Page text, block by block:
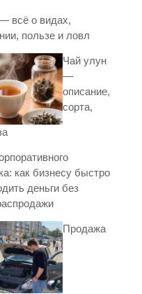
всё о видах,
пользе и ловл
Чай улун
—
описание,
сорта,
как бизнесу быстро
деньги без
Продажа